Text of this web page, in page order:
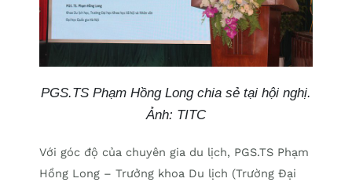
PGS.TS Phạm Hồng Long chia sẻ tại hội nghị.
Ảnh: TITC
Với góc độ của chuyên gia du lịch, PGS.TS Phạm
Hồng Long – Trưởng khoa Du lịch (Trường Đại